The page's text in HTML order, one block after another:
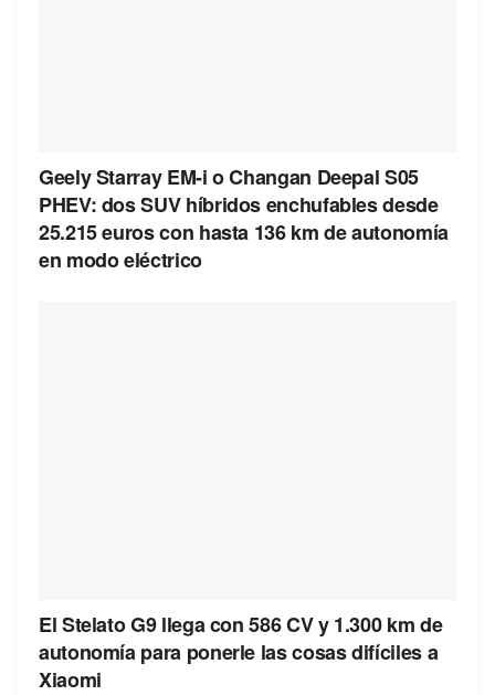
Geely Starray EM-i o Changan Deepal S05
PHEV: dos SUV híbridos enchufables desde
25.215 euros con hasta 136 km de autonomía
en modo eléctrico
El Stelato G9 llega con 586 CV y 1.300 km de
autonomía para ponerle las cosas difíciles a
Xiaomi